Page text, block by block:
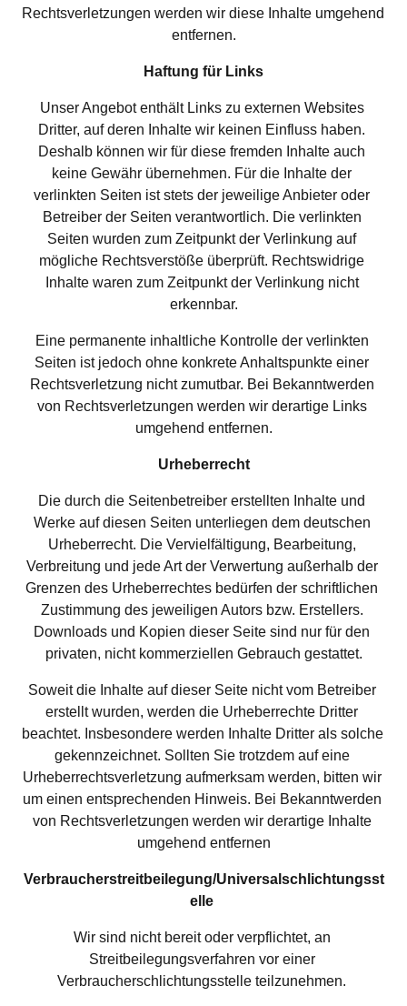
Rechtsverletzungen werden wir diese Inhalte umgehend
entfernen.
Haftung für Links
Unser Angebot enthält Links zu externen Websites
Dritter, auf deren Inhalte wir keinen Einfluss haben.
Deshalb können wir für diese fremden Inhalte auch
keine Gewähr übernehmen. Für die Inhalte der
verlinkten Seiten ist stets der jeweilige Anbieter oder
Betreiber der Seiten verantwortlich. Die verlinkten
Seiten wurden zum Zeitpunkt der Verlinkung auf
mögliche Rechtsverstöße überprüft. Rechtswidrige
Inhalte waren zum Zeitpunkt der Verlinkung nicht
erkennbar.
Eine permanente inhaltliche Kontrolle der verlinkten
Seiten ist jedoch ohne konkrete Anhaltspunkte einer
Rechtsverletzung nicht zumutbar. Bei Bekanntwerden
von Rechtsverletzungen werden wir derartige Links
umgehend entfernen.
Urheberrecht
Die durch die Seitenbetreiber erstellten Inhalte und
Werke auf diesen Seiten unterliegen dem deutschen
Urheberrecht. Die Vervielfältigung, Bearbeitung,
Verbreitung und jede Art der Verwertung außerhalb der
Grenzen des Urheberrechtes bedürfen der schriftlichen
Zustimmung des jeweiligen Autors bzw. Erstellers.
Downloads und Kopien dieser Seite sind nur für den
privaten, nicht kommerziellen Gebrauch gestattet.
Soweit die Inhalte auf dieser Seite nicht vom Betreiber
erstellt wurden, werden die Urheberrechte Dritter
beachtet. Insbesondere werden Inhalte Dritter als solche
gekennzeichnet. Sollten Sie trotzdem auf eine
Urheberrechtsverletzung aufmerksam werden, bitten wir
um einen entsprechenden Hinweis. Bei Bekanntwerden
von Rechtsverletzungen werden wir derartige Inhalte
umgehend entfernen
Verbraucherstreitbeilegung/Universalschlichtungsst
elle
Wir sind nicht bereit oder verpflichtet, an
Streitbeilegungsverfahren vor einer
Verbraucherschlichtungsstelle teilzunehmen.